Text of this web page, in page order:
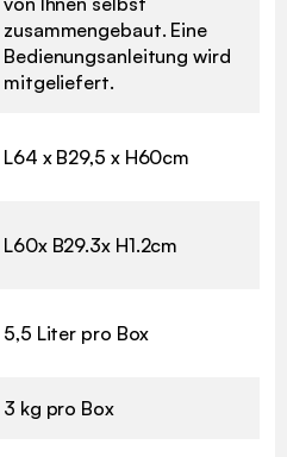
zusammengebaut. Eine
Bedienungsanleitung wird
mitgeliefert.
L64 x B29,5 x H60cm
L60x B29.3x H1.2cm
5,5 Liter pro Box
3 kg pro Box